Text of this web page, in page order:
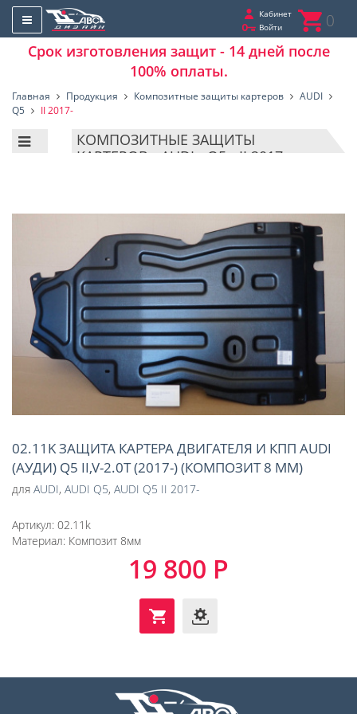
Кабинет
Войти
0
Срок изготовления защит - 14 дней после
100% оплаты.
Главная Продукция Композитные защиты картеров
AUDI
Q5
II 2017-
КОМПОЗИТНЫЕ ЗАЩИТЫ
КАРТЕРОВ - AUDI - Q5 - II 2017-
02.11K ЗАЩИТА КАРТЕРА ДВИГАТЕЛЯ И КПП AUDI
(АУДИ) Q5 II,V-2.0T (2017-) (КОМПОЗИТ 8 ММ)
для AUDI, AUDI Q5, AUDI Q5 II 2017-
Артикул: 02.11k
Материал: Композит 8мм
19 800 Р